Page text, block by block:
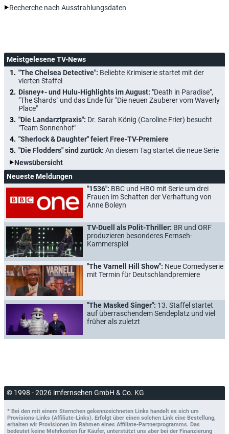
Recherche nach Ausstrahlungsdaten
Meistgelesene TV-News
"The Chelsea Detective": Beliebte Krimiserie startet mit der
vierten Staffel
Disney+- und Hulu-Highlights im August: "Death in Paradise",
"The Shards" und das Ende für "Die neuen Zauberer vom Waverly
Place"
"Die Landarztpraxis": Dr. Sarah König (Caroline Frier) besucht
"Team Sonnenhof"
"Sherlock & Daughter" feiert Free-TV-Premiere
"Die Flodders" sind zurück: An diesem Tag startet die neue Serie
Newsübersicht
Neueste Meldungen
"1536": BBC und HBO mit Serie um drei
Frauen im Schatten der Verhaftung von
Anne Boleyn
TV-Duell als Polit-Thriller: BR und ORF
produzieren besonderes Fernseh-
Kammerspiel
"The Varnell Hill Show": Neue Comedyserie
mit Termin für Deutschlandpremiere
"The Masked Singer": 13. Staffel startet
auf überraschendem Sendeplatz und viel
früher als zuletzt
© 1998 - 2026 imfernsehen GmbH & Co. KG
* Bei den mit einem Sternchen gekennzeichneten Links handelt es sich um
Provisions-Links (Affiliate-Links). Erfolgt über einen solchen Link eine Bestellung,
erhalten wir Provisionen im Rahmen eines Affiliate-Partnerprogramms. Das
bedeutet keine Mehrkosten für Käufer, unterstützt uns aber bei der Finanzierung